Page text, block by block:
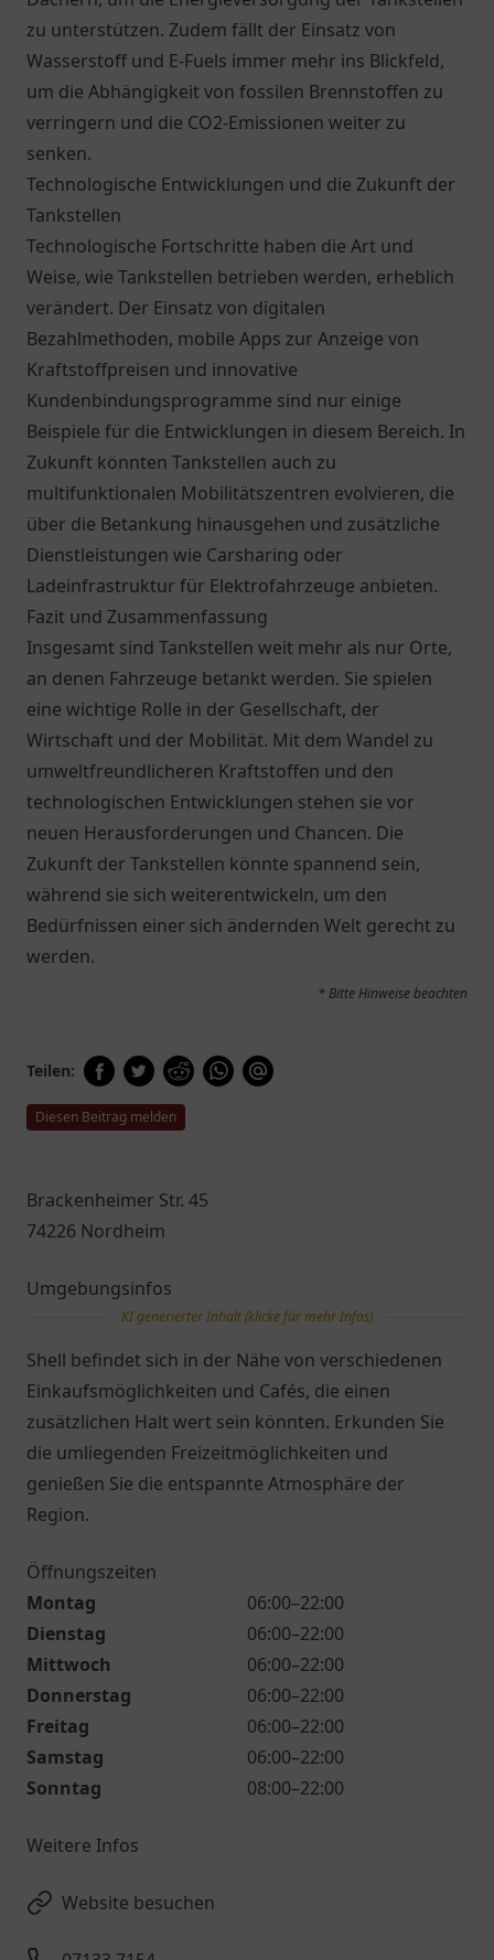
zu unterstützen. Zudem fällt der Einsatz von
Wasserstoff und E-Fuels immer mehr ins Blickfeld,
um die Abhängigkeit von fossilen Brennstoffen zu
verringern und die CO2-Emissionen weiter zu
senken.
Technologische Entwicklungen und die Zukunft der
Tankstellen
Technologische Fortschritte haben die Art und
Weise, wie Tankstellen betrieben werden, erheblich
verändert. Der Einsatz von digitalen
Bezahlmethoden, mobile Apps zur Anzeige von
Kraftstoffpreisen und innovative
Kundenbindungsprogramme sind nur einige
Beispiele für die Entwicklungen in diesem Bereich. In
Zukunft könnten Tankstellen auch zu
multifunktionalen Mobilitätszentren evolvieren, die
über die Betankung hinausgehen und zusätzliche
Dienstleistungen wie Carsharing oder
Ladeinfrastruktur für Elektrofahrzeuge anbieten.
Fazit und Zusammenfassung
Insgesamt sind Tankstellen weit mehr als nur Orte,
an denen Fahrzeuge betankt werden. Sie spielen
eine wichtige Rolle in der Gesellschaft, der
Wirtschaft und der Mobilität. Mit dem Wandel zu
umweltfreundlicheren Kraftstoffen und den
technologischen Entwicklungen stehen sie vor
neuen Herausforderungen und Chancen. Die
Zukunft der Tankstellen könnte spannend sein,
während sie sich weiterentwickeln, um den
Bedürfnissen einer sich ändernden Welt gerecht zu
werden.
* Bitte Hinweise beachten
Teilen:
Diesen Beitrag melden
Brackenheimer Str. 45
74226 Nordheim
Umgebungsinfos
KI generierter Inhalt (klicke für mehr Infos)
Shell befindet sich in der Nähe von verschiedenen
Einkaufsmöglichkeiten und Cafés, die einen
zusätzlichen Halt wert sein könnten. Erkunden Sie
die umliegenden Freizeitmöglichkeiten und
genießen Sie die entspannte Atmosphäre der
Region.
Öffnungszeiten
Montag
06:00–22:00
Dienstag
06:00–22:00
Mittwoch
06:00–22:00
Donnerstag
06:00–22:00
Freitag
06:00–22:00
Samstag
06:00–22:00
Sonntag
08:00–22:00
Weitere Infos
Website besuchen